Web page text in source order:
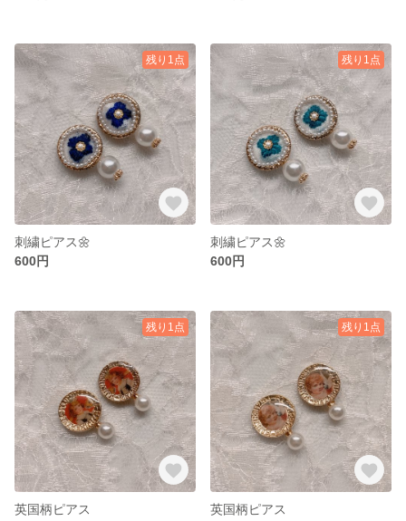
残り1点
刺繍ピアス🌼
600円
残り1点
刺繍ピアス🌼
600円
残り1点
英国柄ピアス
残り1点
英国柄ピアス